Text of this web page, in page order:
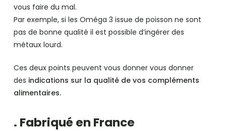
vous faire du mal.
Par exemple, si les Oméga 3 issue de poisson ne sont
pas de bonne qualité il est possible d’ingérer des
métaux lourd.
Ces deux points peuvent vous donner vous donner
des indications sur la qualité de vos compléments
alimentaires.
. Fabriqué en France